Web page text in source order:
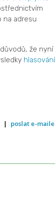
na adresu
že nyní
hlasování
| poslat e-